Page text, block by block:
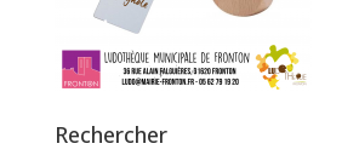
Rechercher